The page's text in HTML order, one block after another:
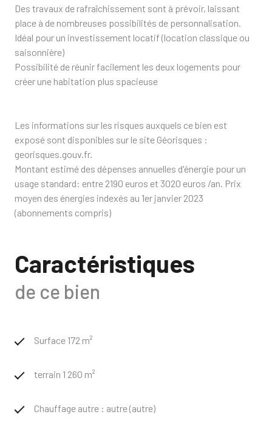
Des travaux de rafraîchissement sont à prévoir, laissant
place à de nombreuses possibilités de personnalisation.
Idéal pour un investissement locatif (location classique ou
saisonnière)
Possibilité de réunir facilement les deux logements pour
créer une habitation plus spacieuse
Les informations sur les risques auxquels ce bien est
exposé sont disponibles sur le site Géorisques :
georisques.gouv.fr.
Montant estimé des dépenses annuelles d'énergie pour un
usage standard: entre 2190 euros et 3020 euros /an. Prix
moyen des énergies indexés au 1er janvier 2023
(abonnements compris)
Caractéristiques
de ce bien
Surface 172 m²
terrain 1 260 m²
Chauffage autre : autre (autre)